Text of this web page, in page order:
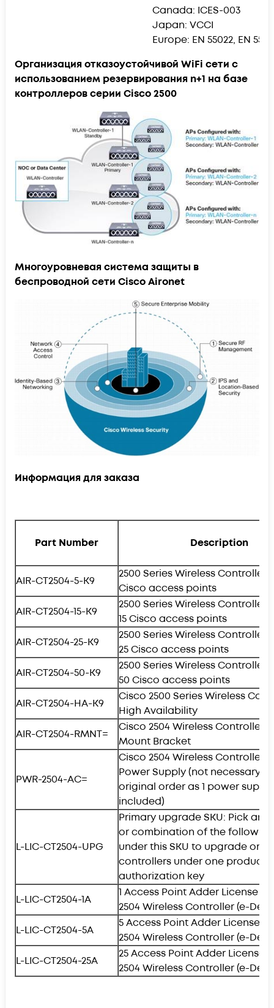
Canada: ICES-003
Japan: VCCI
Europe: EN 55022, EN
Организация отказоустойчивой WiFi сети с
использованием резервирования n+1 на базе
контроллеров серии Cisco 2500
Многоуровневая система защиты в
беспроводной сети Cisco Aironet
Информация для заказа
Part Number Description
AIR-CT2504-5-K9
2500 Series Wireless Controller
Cisco access points
AIR-CT2504-15-K9
2500 Series Wireless Controller
15 Cisco access points
AIR-CT2504-25-K9
2500 Series Wireless Controller
25 Cisco access points
AIR-CT2504-50-K9
2500 Series Wireless Controller
50 Cisco access points
AIR-CT2504-HA-K9
Cisco 2500 Series Wireless
High Availability
AIR-CT2504-RMNT=
Cisco 2504 Wireless Controller
Mount Bracket
PWR-2504-AC=
Cisco 2504 Wireless Controller
Power Supply (not necessary
original order as 1 power
included)
L-LIC-CT2504-UPG
Primary upgrade SKU: Pick any
or combination of the
under this SKU to upgrade one
controllers under one product
authorization key
L-LIC-CT2504-1A
1 Access Point Adder License
2504 Wireless Controller (e-
L-LIC-CT2504-5A
5 Access Point Adder License
2504 Wireless Controller (e-
L-LIC-CT2504-25A
25 Access Point Adder License
2504 Wireless Controller (e-